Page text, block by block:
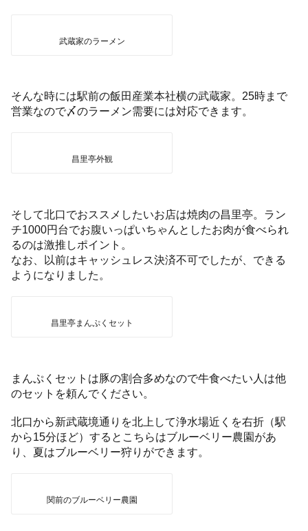
武蔵家のラーメン
そんな時には駅前の飯田産業本社横の武蔵家。25時まで
営業なので〆のラーメン需要には対応できます。
昌里亭外観
そして北口でおススメしたいお店は焼肉の昌里亭。ラン
チ1000円台でお腹いっぱいちゃんとしたお肉が食べられ
るのは激推しポイント。
なお、以前はキャッシュレス決済不可でしたが、できる
ようになりました。
昌里亭まんぷくセット
まんぷくセットは豚の割合多めなので牛食べたい人は他
のセットを頼んでください。
北口から新武蔵境通りを北上して浄水場近くを右折（駅
から15分ほど）するとこちらはブルーベリー農園があ
り、夏はブルーベリー狩りができます。
関前のブルーベリー農園